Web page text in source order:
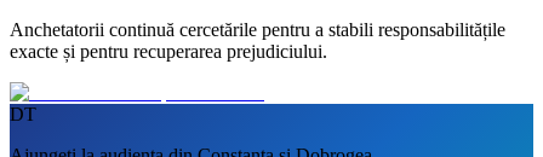
Anchetatorii continuă cercetările pentru a stabili responsabilitățile
exacte și pentru recuperarea prejudiciului.
DT